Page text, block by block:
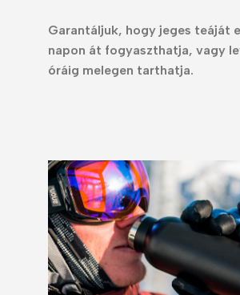
Garantáljuk, hogy jeges teáját
napon át fogyaszthatja, vagy
óráig melegen tarthatja.